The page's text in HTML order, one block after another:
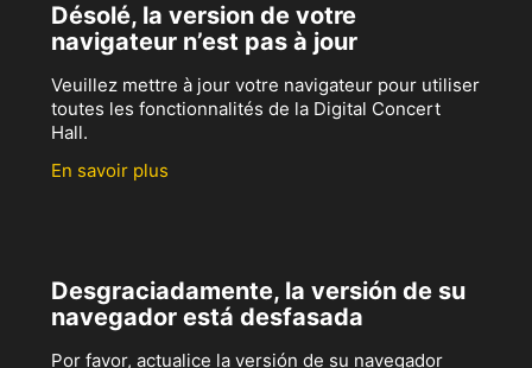
Désolé, la version de votre
navigateur n’est pas à jour
Veuillez mettre à jour votre navigateur pour utiliser
toutes les fonctionnalités de la Digital Concert
Hall.
En savoir plus
Desgraciadamente, la versión de su
navegador está desfasada
Por favor, actualice la versión de su navegador